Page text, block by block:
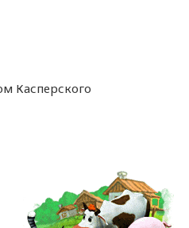
Касперского